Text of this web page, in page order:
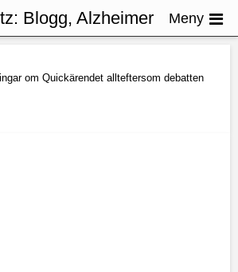
om Quickärendet allteftersom debatten
Blogg, Alzheimer Meny